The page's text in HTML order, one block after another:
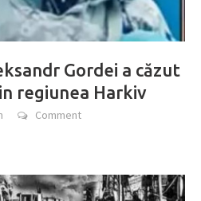
Gordei a căzut
regiunea Harkiv
Comment